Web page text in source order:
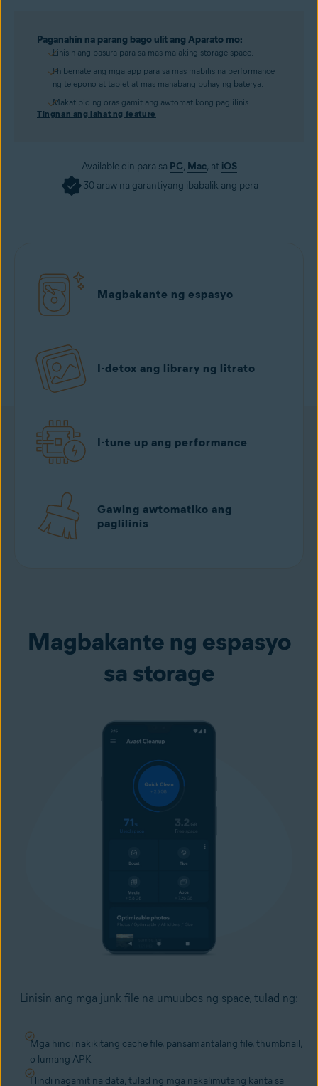
Paganahin na parang bago ulit ang Aparato mo:
Linisin ang basura para sa mas malaking storage space.
I-hibernate ang mga app para sa mas mabilis na performance
ng telepono at tablet at mas mahabang buhay ng baterya.
Makatipid ng oras gamit ang awtomatikong paglilinis.
Tingnan ang lahat ng feature
Available din para sa PC, Mac, at iOS
30 araw na garantiyang ibabalik ang pera
Magbakante ng espasyo
I-detox ang library ng litrato
I-tune up ang performance
Gawing awtomatiko ang
paglilinis
Magbakante ng espasyo
sa storage
Linisin ang mga junk file na umuubos ng space, tulad ng:
Mga hindi nakikitang cache file, pansamantalang file, thumbnail,
o lumang APK
Hindi nagamit na data, tulad ng mga nakalimutang kanta sa